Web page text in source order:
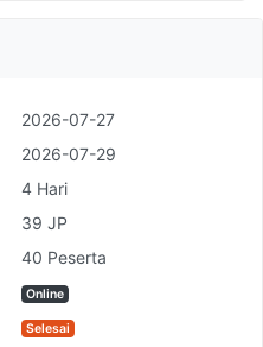
2026-07-27
2026-07-29
4 Hari
39 JP
40 Peserta
Online
Selesai